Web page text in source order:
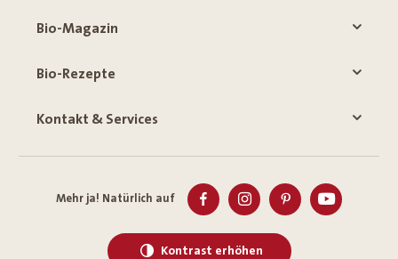
Bio-Magazin
Bio-Rezepte
Kontakt & Services
Mehr ja! Natürlich auf
Kontrast erhöhen